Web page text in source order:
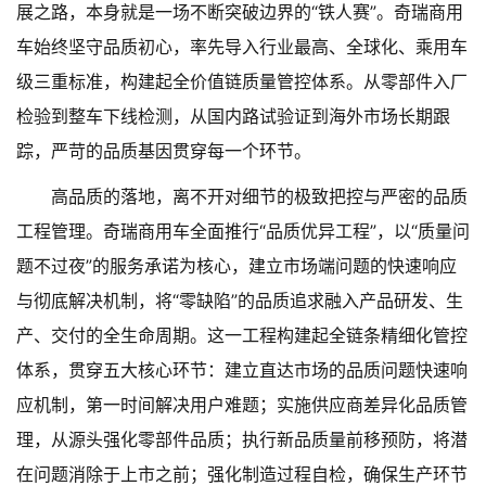
展之路，本身就是一场不断突破边界的“铁人赛”。奇瑞商用
车始终坚守品质初心，率先导入行业最高、全球化、乘用车
级三重标准，构建起全价值链质量管控体系。从零部件入厂
检验到整车下线检测，从国内路试验证到海外市场长期跟
踪，严苛的品质基因贯穿每一个环节。
高品质的落地，离不开对细节的极致把控与严密的品质
工程管理。奇瑞商用车全面推行“品质优异工程”，以“质量问
题不过夜”的服务承诺为核心，建立市场端问题的快速响应
与彻底解决机制，将“零缺陷”的品质追求融入产品研发、生
产、交付的全生命周期。这一工程构建起全链条精细化管控
体系，贯穿五大核心环节：建立直达市场的品质问题快速响
应机制，第一时间解决用户难题；实施供应商差异化品质管
理，从源头强化零部件品质；执行新品质量前移预防，将潜
在问题消除于上市之前；强化制造过程自检，确保生产环节